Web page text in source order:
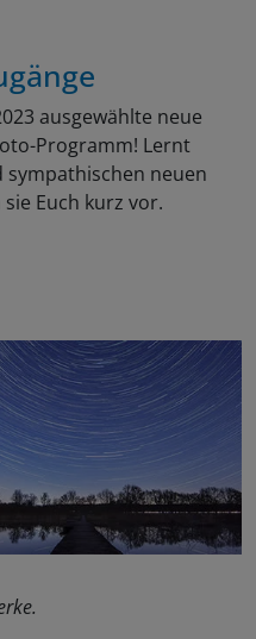
ausgewählte neue
Programm! Lernt
neuen
Euch kurz vor.